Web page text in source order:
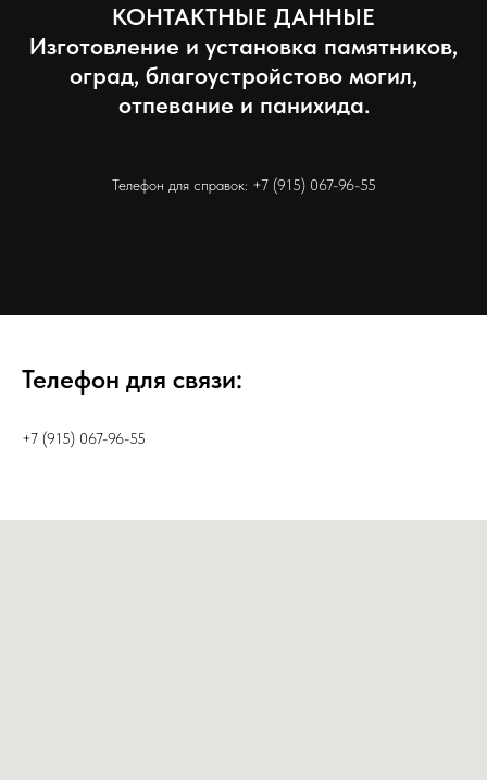
КОНТАКТНЫЕ ДАННЫЕ
Изготовление и установка памятников,
оград, благоустройстово могил,
отпевание и панихида.
Телефон для справок: +7 (915) 067-96-55
Телефон для связи:
+7 (915) 067-96-55